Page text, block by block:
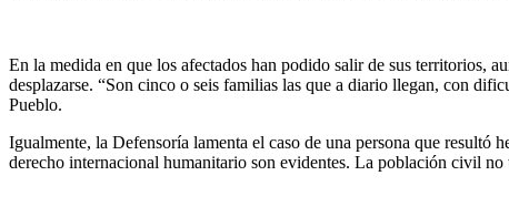
En la medida en que los afectados han podido salir de sus territorios,
desplazarse. “Son cinco o seis familias las que a diario llegan, con
Pueblo.
Igualmente, la Defensoría lamenta el caso de una persona que resultó
derecho internacional humanitario son evidentes. La población civil